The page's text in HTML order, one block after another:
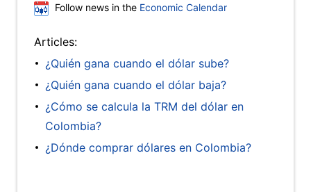
Follow news in the Economic Calendar
Articles:
¿Quién gana cuando el dólar sube?
¿Quién gana cuando el dólar baja?
¿Cómo se calcula la TRM del dólar en
Colombia?
¿Dónde comprar dólares en Colombia?